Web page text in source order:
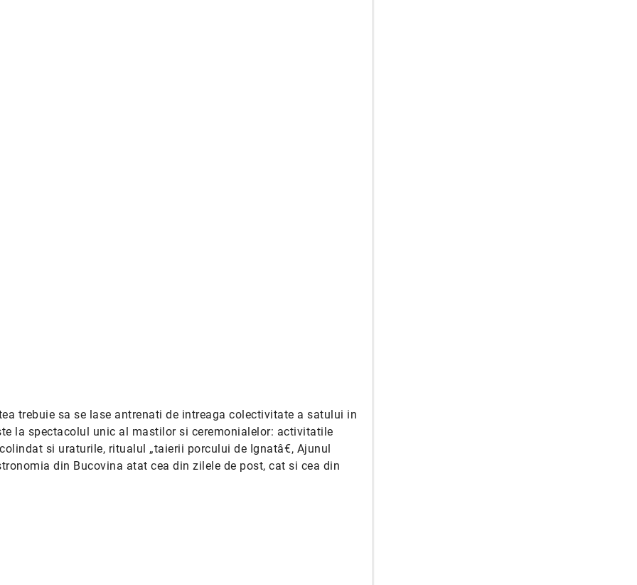
trebuie sa se lase antrenati de intreaga colectivitate a satului in
la spectacolul unic al mastilor si ceremonialelor: activitatile
si uraturile, ritualul „taierii porcului de Ignatâ€, Ajunul
din Bucovina atat cea din zilele de post, cat si cea din